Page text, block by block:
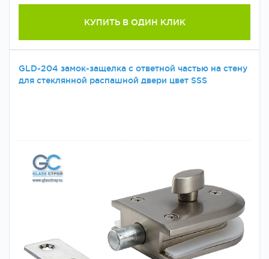
КУПИТЬ В ОДИН КЛИК
GLD-204 замок-защелка с ответной частью на стену
для стеклянной распашной двери цвет SSS